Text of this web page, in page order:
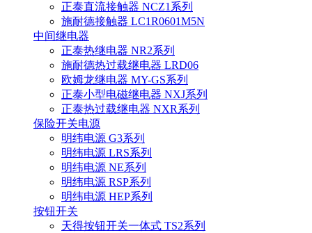
正泰直流接触器 NCZ1系列
施耐德接触器 LC1R0601M5N
中间继电器
正泰热继电器 NR2系列
施耐德热过载继电器 LRD06
欧姆龙继电器 MY-GS系列
正泰小型电磁继电器 NXJ系列
正泰热过载继电器 NXR系列
保险开关电源
明纬电源 G3系列
明纬电源 LRS系列
明纬电源 NE系列
明纬电源 RSP系列
明纬电源 HEP系列
按钮开关
天得按钮开关一体式 TS2系列